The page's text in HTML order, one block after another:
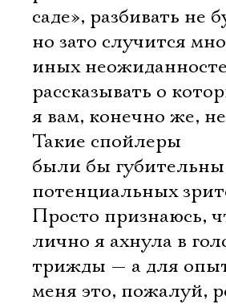
саде», разбивать не
но зато случится
иных
рассказывать о
я вам, конечно же,
Такие спойлеры
были бы
потенциальных
Просто признаюсь,
лично я ахнула в
трижды — а для
меня это, пожалуй,
Ознакомиться